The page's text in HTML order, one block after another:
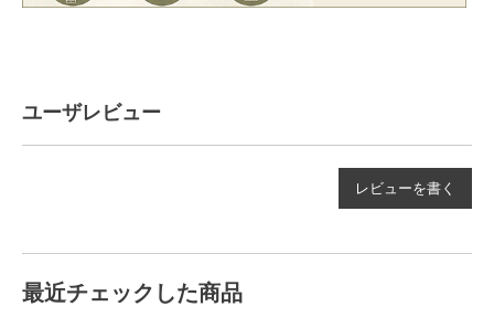
ユーザレビュー
レビューを書く
最近チェックした商品